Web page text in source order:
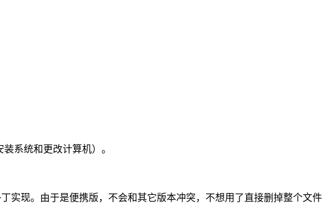
系统和更改计算机）。
实现。由于是便携版，不会和其它版本冲突，不想用了直接删掉整个文件